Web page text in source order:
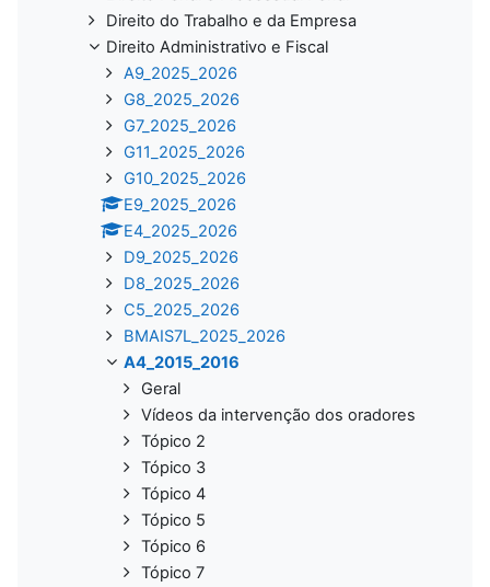
Direito do Trabalho e da Empresa
Direito Administrativo e Fiscal
A9_2025_2026
G8_2025_2026
G7_2025_2026
G11_2025_2026
G10_2025_2026
E9_2025_2026
E4_2025_2026
D9_2025_2026
D8_2025_2026
C5_2025_2026
BMAIS7L_2025_2026
A4_2015_2016
Geral
Vídeos da intervenção dos oradores
Tópico 2
Tópico 3
Tópico 4
Tópico 5
Tópico 6
Tópico 7